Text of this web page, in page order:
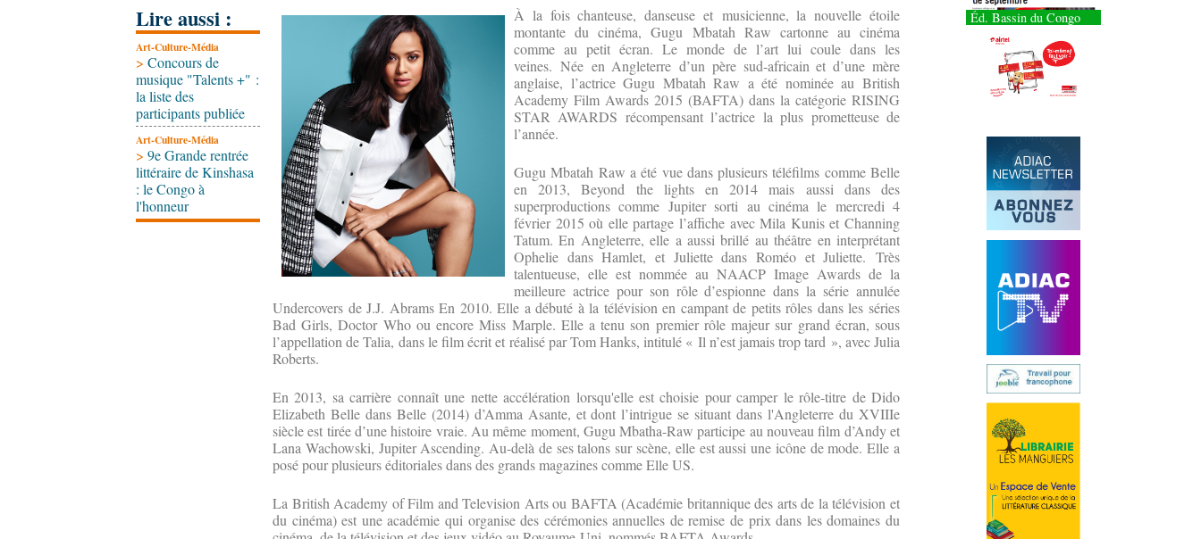
Lire aussi :
Art-Culture-Média
> Concours de
musique "Talents +" :
la liste des
participants publiée
Art-Culture-Média
> 9e Grande rentrée
littéraire de Kinshasa
: le Congo à
l'honneur
À la fois chanteuse, danseuse et musicienne, la nouvelle étoile
montante du cinéma, Gugu Mbatah Raw cartonne au cinéma
comme au petit écran. Le monde de l’art lui coule dans les
veines. Née en Angleterre d’un père sud-africain et d’une mère
anglaise, l’actrice Gugu Mbatah Raw a été nominée au British
Academy Film Awards 2015 (BAFTA) dans la catégorie RISING
STAR AWARDS récompensant l’actrice la plus prometteuse de
l’année.
Gugu Mbatah Raw a été vue dans plusieurs téléfilms comme Belle
en 2013, Beyond the lights en 2014 mais aussi dans des
superproductions comme Jupiter sorti au cinéma le mercredi 4
février 2015 où elle partage l’affiche avec Mila Kunis et Channing
Tatum. En Angleterre, elle a aussi brillé au théâtre en interprétant
Ophelie dans Hamlet, et Juliette dans Roméo et Juliette. Très
talentueuse, elle est nommée au NAACP Image Awards de la
meilleure actrice pour son rôle d’espionne dans la série annulée
Undercovers de J.J. Abrams En 2010. Elle a débuté à la télévision en campant de petits rôles dans les séries
Bad Girls, Doctor Who ou encore Miss Marple. Elle a tenu son premier rôle majeur sur grand écran, sous
l’appellation de Talia, dans le film écrit et réalisé par Tom Hanks, intitulé « Il n’est jamais trop tard », avec Julia
Roberts.
En 2013, sa carrière connaît une nette accélération lorsqu'elle est choisie pour camper le rôle-titre de Dido
Elizabeth Belle dans Belle (2014) d’Amma Asante, et dont l’intrigue se situant dans l'Angleterre du XVIIIe
siècle est tirée d’une histoire vraie. Au même moment, Gugu Mbatha-Raw participe au nouveau film d’Andy et
Lana Wachowski, Jupiter Ascending. Au-delà de ses talons sur scène, elle est aussi une icône de mode. Elle a
posé pour plusieurs éditoriales dans des grands magazines comme Elle US.
La British Academy of Film and Television Arts ou BAFTA (Académie britannique des arts de la télévision et
du cinéma) est une académie qui organise des cérémonies annuelles de remise de prix dans les domaines du
Éd. Bassin du Congo